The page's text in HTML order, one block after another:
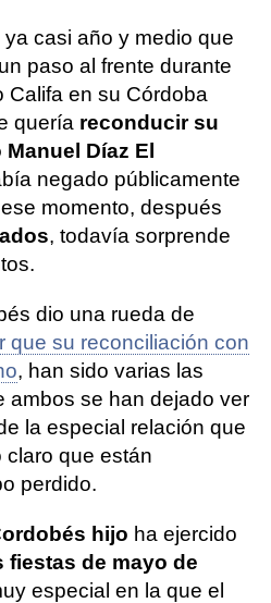
casi año y medio que
paso al frente durante
Califa en su Córdoba
quería reconducir su
Díaz El
negado públicamente
momento, después
, todavía sorprende
dio una rueda de
que su reconciliación con
, han sido varias las
ambos se han dejado ver
la especial relación que
claro que están
perdido.
hijo ha ejercido
fiestas de mayo de
especial en la que el